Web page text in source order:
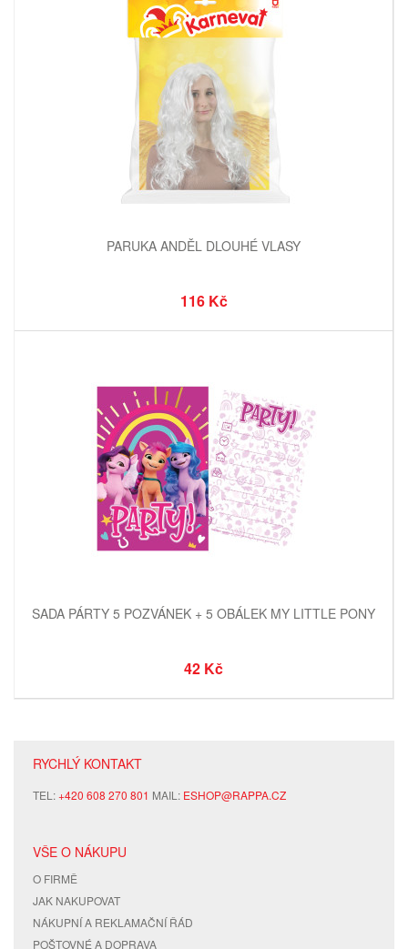
PARUKA ANDĚL DLOUHÉ VLASY
116 Kč
SADA PÁRTY 5 POZVÁNEK + 5 OBÁLEK MY LITTLE PONY
42 Kč
RYCHLÝ KONTAKT
TEL:+420 608 270 801 MAIL: ESHOP@RAPPA.CZ
VŠE O NÁKUPU
O FIRMĚ
JAK NAKUPOVAT
NÁKUPNÍ A REKLAMAČNÍ ŘÁD
POŠTOVNÉ A DOPRAVA